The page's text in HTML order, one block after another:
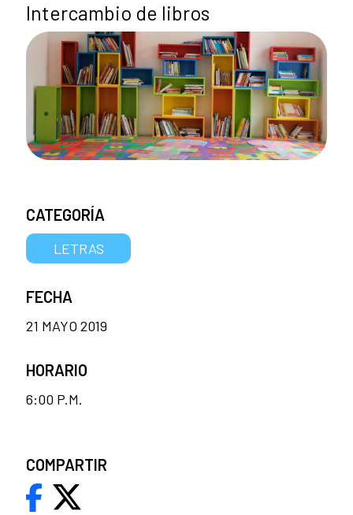
Intercambio de libros
CATEGORÍA
LETRAS
FECHA
21 MAYO 2019
HORARIO
6:00 P.M.
COMPARTIR